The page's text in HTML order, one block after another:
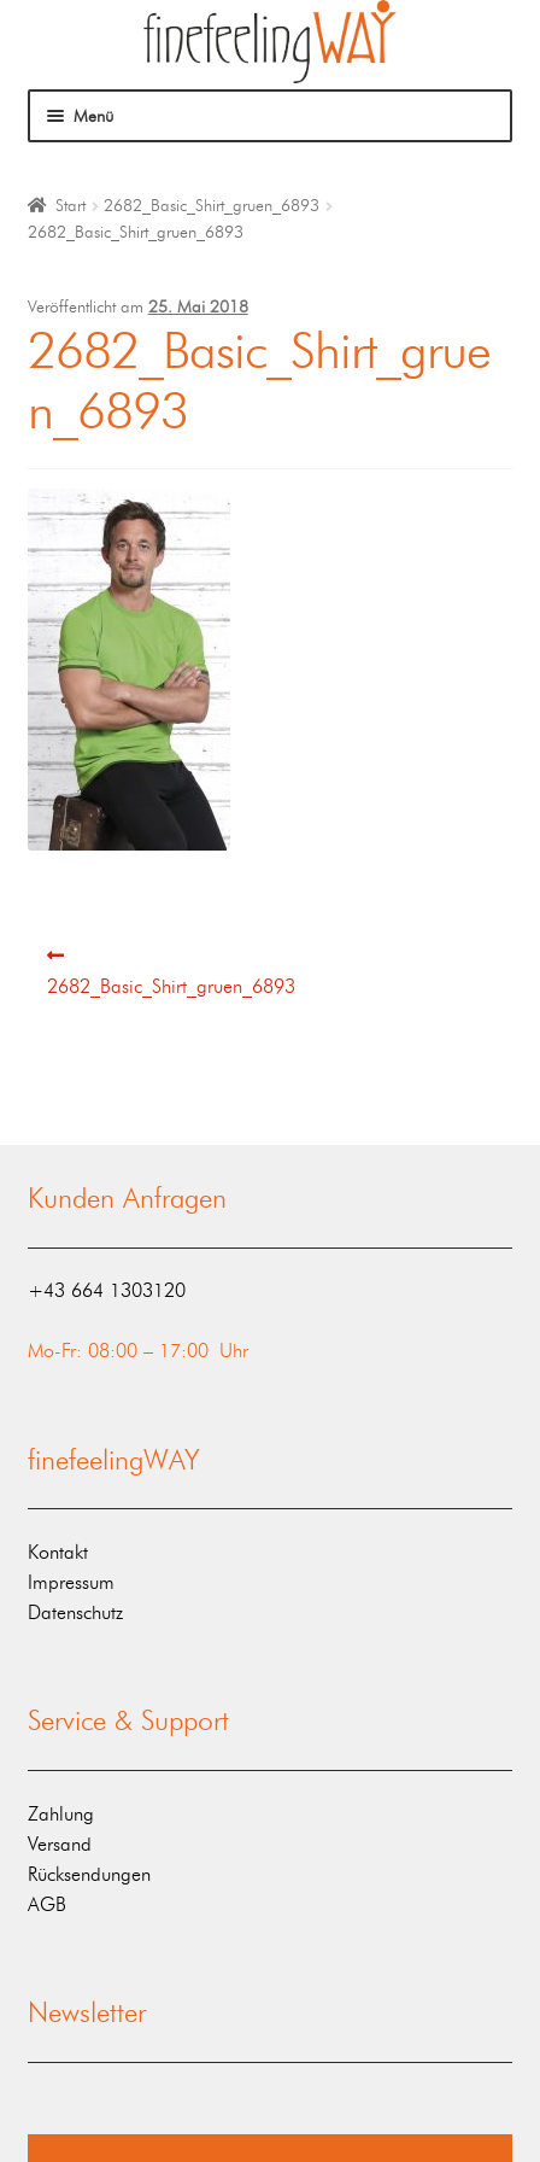
Menü
Mein Angebot
Coaching
Klangmassage
Start
2682_Basic_Shirt_gruen_6893
2682_Basic_Shirt_gruen_6893
Veröffentlicht am 25. Mai 2018
2682_Basic_Shirt_grue
n_6893
2682_Basic_Shirt_gruen_6893
Kunden Anfragen
‭+43 664 1303120‬
Mo-Fr: 08:00 – 17:00 Uhr
finefeelingWAY
Kontakt
Impressum
Datenschutz
Service & Support
Zahlung
Versand
Rücksendungen
AGB
Newsletter